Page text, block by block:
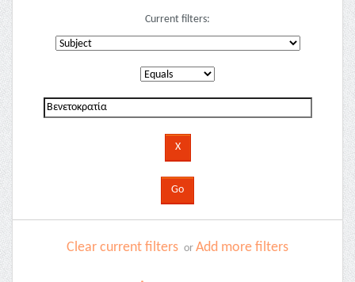
Current filters:
Clear current filters or Add more filters